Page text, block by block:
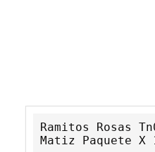
Ramitos Rosas
Matiz Paquete X